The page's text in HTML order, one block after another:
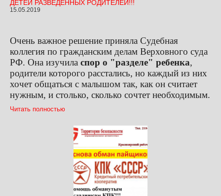
ДЕТЕЙ РАЗВЕДЕННЫХ РОДИТЕЛЕЙ!!!
15.05.2019
Очень важное решение приняла Судебная
коллегия по гражданским делам Верховного суда
РФ. Она изучила спор о "разделе" ребенка,
родители которого расстались, но каждый из них
хочет общаться с малышом так, как он считает
нужным, и столько, сколько сочтет необходимым.
Читать полностью